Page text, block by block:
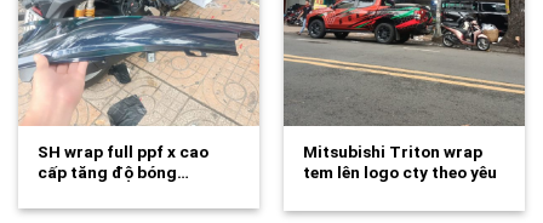
SH wrap full ppf x cao
cấp tăng độ bóng…
Mitsubishi Triton wrap
tem lên logo cty theo yêu